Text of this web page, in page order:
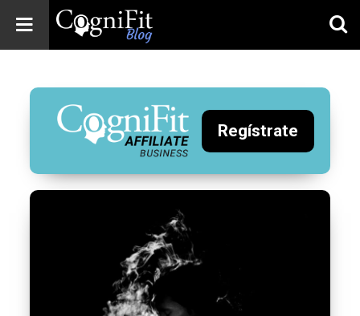
Blog: Brain
Health
News
Brain Training,
Mental Health, and
Wellness
Regístrate